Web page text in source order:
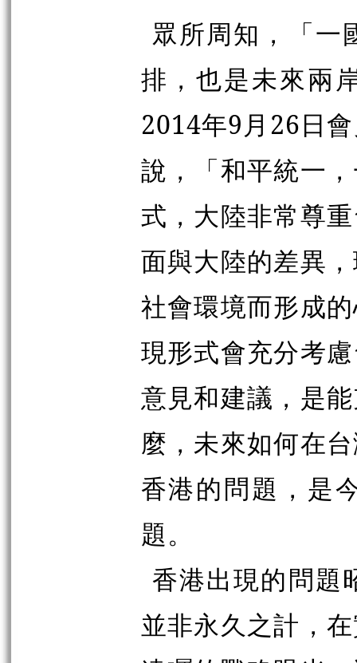
眾所周知，「一
排，也是未來兩
2014年9月26日
說，「和平統一
式，大陸非常尊
面與大陸的差異
社會環境而形成
現形式會充分考
意見和建議，是
麼，未來如何在
香港的問題，是
題。
香港出現的問題
並非永久之計，